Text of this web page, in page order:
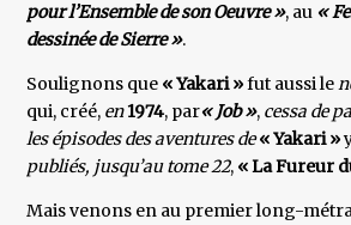
pour l’Ensemble de son Oeuvre », au «
dessinée de Sierre ».
Soulignons que « Yakari »fut aussi le
qui, créé, en1974, par« Job », cessa de
les épisodes des aventures de« Yakari »
publiés, jusqu’au tome 22, « La Fureur
Mais venons en au premier long-